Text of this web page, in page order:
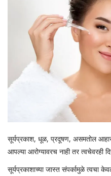
सूर्यप्रकाश, धूळ, प्रदूषण, असमतोल
आपल्या आरोग्यावरच नाही तर त्वचेवरही
सूर्यप्रकाशाच्या जास्त संपर्कामुळे त्वचा